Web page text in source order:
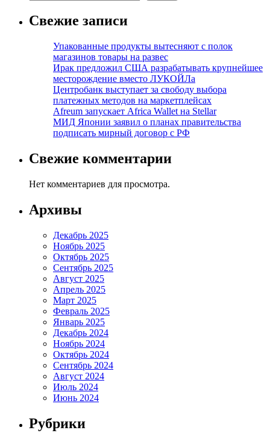
Свежие записи
Упакованные продукты вытесняют с полок
магазинов товары на развес
Ирак предложил США разрабатывать крупнейшее
месторождение вместо ЛУКОЙЛа
Центробанк выступает за свободу выбора
платежных методов на маркетплейсах
Afreum запускает Africa Wallet на Stellar
МИД Японии заявил о планах правительства
подписать мирный договор с РФ
Свежие комментарии
Нет комментариев для просмотра.
Архивы
Декабрь 2025
Ноябрь 2025
Октябрь 2025
Сентябрь 2025
Август 2025
Апрель 2025
Март 2025
Февраль 2025
Январь 2025
Декабрь 2024
Ноябрь 2024
Октябрь 2024
Сентябрь 2024
Август 2024
Июль 2024
Июнь 2024
Рубрики